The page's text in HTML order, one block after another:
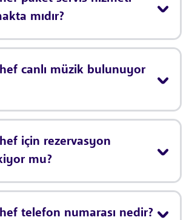
mıdır?
canlı müzik bulunuyor
için rezervasyon
mu?
telefon numarası nedir?